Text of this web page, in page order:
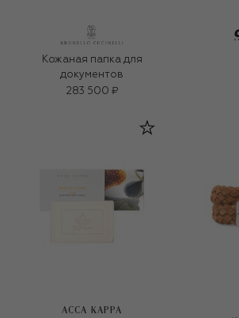
Кожаная папка для
документов
283 500 ₽
ACCA KAPPA